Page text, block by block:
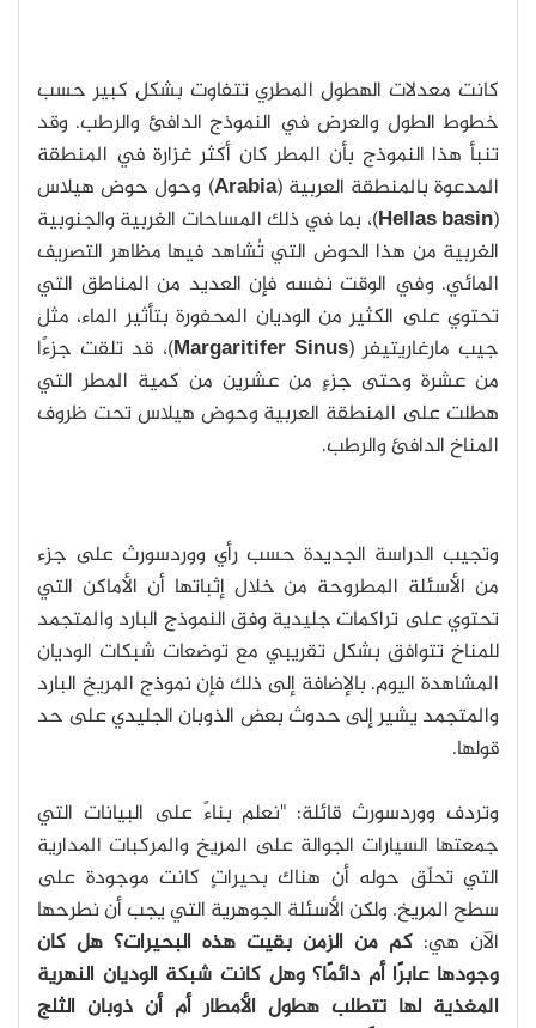
كانت معدلات الهطول المطري تتفاوت بشكل كبير حسب
خطوط الطول والعرض في النموذج الدافئ والرطب. وقد
تنبأ هذا النموذج بأن المطر كان أكثر غزارة في المنطقة
المدعوة بالمنطقة العربية (Arabia) وحول حوض هيلاس
(
Hellas basin)، بما في ذلك المساحات الغربية والجنوبية
الغربية من هذا الحوض التي تُشاهد فيها مظاهر التصريف
المائي. وفي الوقت نفسه فإن العديد من المناطق التي
تحتوي على الكثير من الوديان المحفورة بتأثير الماء، مثل
جيب مارغاريتيفر (Margaritifer Sinus)، قد تلقت جزءًا
من عشرة وحتى جزءٍ من عشرين من كمية المطر التي
هطلت على المنطقة العربية وحوض هيلاس تحت ظروف
المناخ الدافئ والرطب.
وتجيب الدراسة الجديدة حسب رأي ووردسورث على جزء
من الأسئلة المطروحة من خلال إثباتها أن الأماكن التي
تحتوي على تراكمات جليدية وفق النموذج البارد والمتجمد
للمناخ تتوافق بشكل تقريبي مع توضعات شبكات الوديان
المشاهدة اليوم. بالإضافة إلى ذلك فإن نموذج المريخ البارد
والمتجمد يشير إلى حدوث بعض الذوبان الجليدي على حد
قولها.
وتردف ووردسورث قائلة: "نعلم بناءً على البيانات التي
جمعتها السيارات الجوالة على المريخ والمركبات المدارية
التي تحلّق حوله أن هناك بحيراتٍ كانت موجودة على
سطح المريخ. ولكن الأسئلة الجوهرية التي يجب أن نطرحها
الآن هي: كم من الزمن بقيت هذه البحيرات؟ هل كان
وجودها عابرًا أم دائمًا؟ وهل كانت شبكة الوديان النهرية
المغذية لها تتطلب هطول الأمطار أم أن ذوبان الثلج